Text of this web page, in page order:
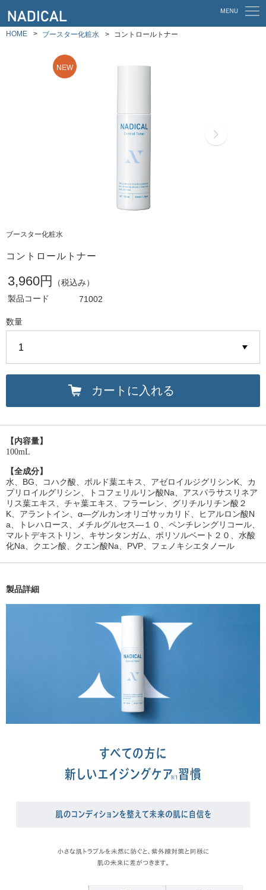
HOME ブースター化粧水 コントロールトナー
ブースター化粧水
コントロールトナー
3,960円
（税込み）
製品コード
71002
数量
カートに入れる
【内容量】
100mL
【全成分】
水、BG、コハク酸、ボルド葉エキス、アゼロイルジグリシンK、カ
プリロイルグリシン、トコフェリルリン酸Na、アスパラサスリネア
リス葉エキス、チャ葉エキス、フラーレン、グリチルリチン酸２
K、アラントイン、α―グルカンオリゴサッカリド、ヒアルロン酸N
a、トレハロース、メチルグルセス―１０、ペンチレングリコール、
マルトデキストリン、キサンタンガム、ポリソルベート２０、水酸
化Na、クエン酸、クエン酸Na、PVP、フェノキシエタノール
製品詳細